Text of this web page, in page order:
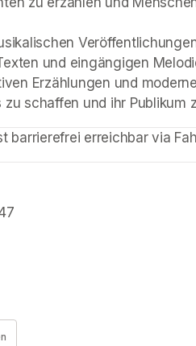
und eingängigen
Erzählungen und
schaffen und ihr Publikum
barrierefrei erreichbar via